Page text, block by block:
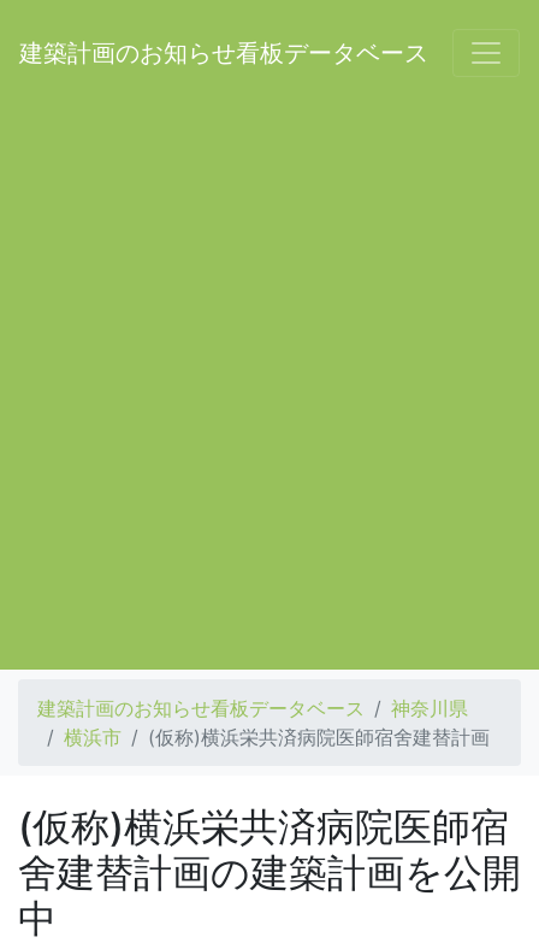
建築計画のお知らせ看板データベース
建築計画のお知らせ看板データベース
神奈川県
横浜市
(仮称)横浜栄共済病院医師宿舍建替計画
(仮称)横浜栄共済病院医師宿
舍建替計画の建築計画を公開
中